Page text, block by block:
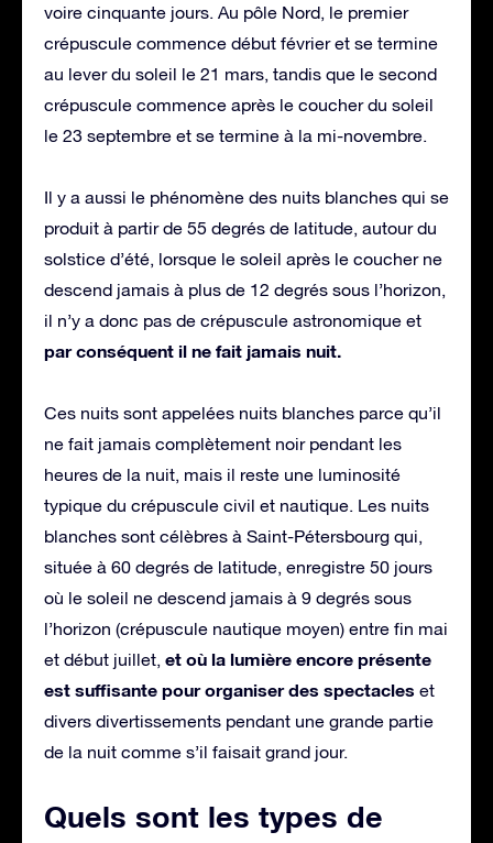
voire cinquante jours. Au pôle Nord, le premier
crépuscule commence début février et se termine
au lever du soleil le 21 mars, tandis que le second
crépuscule commence après le coucher du soleil
le 23 septembre et se termine à la mi-novembre.
Il y a aussi le phénomène des nuits blanches qui se
produit à partir de 55 degrés de latitude, autour du
solstice d’été, lorsque le soleil après le coucher ne
descend jamais à plus de 12 degrés sous l’horizon,
il n’y a donc pas de crépuscule astronomique et
par conséquent il ne fait jamais nuit.
Ces nuits sont appelées nuits blanches parce qu’il
ne fait jamais complètement noir pendant les
heures de la nuit, mais il reste une luminosité
typique du crépuscule civil et nautique. Les nuits
blanches sont célèbres à Saint-Pétersbourg qui,
située à 60 degrés de latitude, enregistre 50 jours
où le soleil ne descend jamais à 9 degrés sous
l’horizon (crépuscule nautique moyen) entre fin mai
et début juillet, et où la lumière encore présente
est suffisante pour organiser des spectacles et
divers divertissements pendant une grande partie
de la nuit comme s’il faisait grand jour.
Quels sont les types de